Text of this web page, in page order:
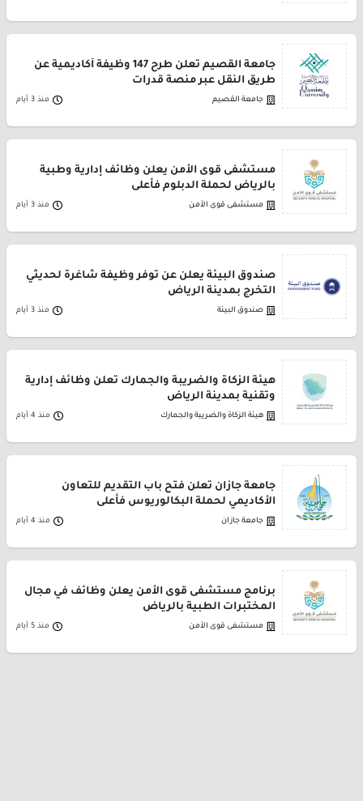
جامعة القصيم تعلن طرح 147 وظيفة أكاديمية عن
طريق النقل عبر منصة قدرات
جامعة القصيم منذ 3 أيام
مستشفى قوى الأمن يعلن وظائف إدارية وطبية
بالرياض لحملة الدبلوم فأعلى
مستشفى قوى الأمن منذ 3 أيام
صندوق البيئة يعلن عن توفر وظيفة شاغرة لحديثي
التخرج بمدينة الرياض
صندوق البيئة منذ 3 أيام
هيئة الزكاة والضريبة والجمارك تعلن وظائف إدارية
وتقنية بمدينة الرياض
هيئة الزكاة والضريبة والجمارك منذ 4 أيام
جامعة جازان تعلن فتح باب التقديم للتعاون
الأكاديمي لحملة البكالوريوس فأعلى
جامعة جازان منذ 4 أيام
برنامج مستشفى قوى الأمن يعلن وظائف في مجال
المختبرات الطبية بالرياض
مستشفى قوى الأمن منذ 5 أيام